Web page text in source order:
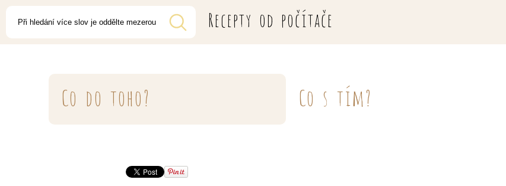
Recepty od počítače
Co do toho? Co s tím?